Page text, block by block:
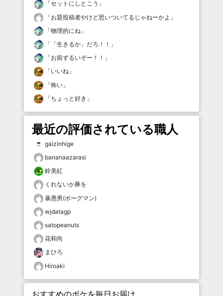
「セットにしとこう 」
「お題投稿者やけど思いついてるじゃねーかよ 」
「物理的にね 」
「 「生きるか」だろ！！ 」
「お前ずるいぞー！！ 」
「いいね 」
「怖い 」
「ちょっと好き 」
最近の評価されている職人
gaizinhige
bananaazarasi
鈴美紅
くれないか豚を
暴愚男(ボーグマン)
wjdatagp
satopeanuts
花和尚
まひろ
Hiroaki
おすすめのボケを毎日お届け